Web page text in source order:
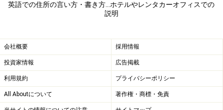
いようにしましょう。
あとはこれを読み上げるときの注意です。"-"はハイフン
（hyphen）です。マイナスなどと発音しないように注意
しましょう。また、郵便番号の読み方ですが、一文字ず
つ英語で言うか、（年号と同じように）2桁ずつ英語で
言うかのどちらかです。上の例で言えば、
英語での住所の言い方・書き方…ホテルやレンタカーオフィスでの
説明
会社概要 採用情報
投資家情報 広告掲載
利用規約 プライバシーポリシー
All Aboutについて 著作権・商標・免責